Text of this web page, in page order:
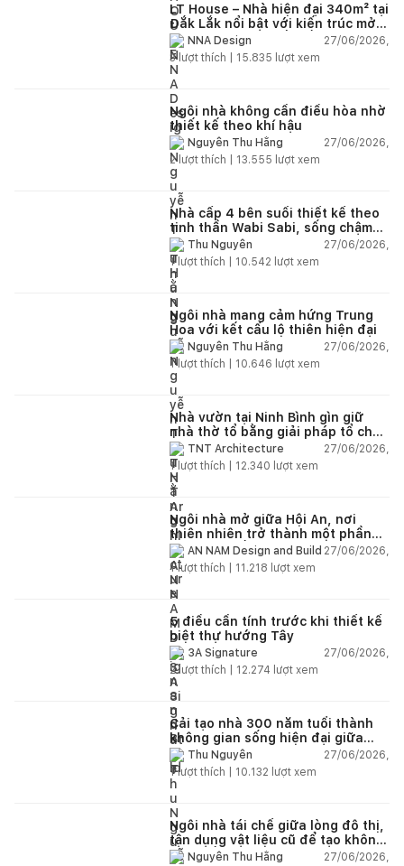
LT House – Nhà hiện đại 340m² tại
Đắk Lắk nổi bật với kiến trúc mở
và hệ sân vườn kết nối thiên
nhiên
NNA Design
27/06/2026,
3lượt thích | 15.835 lượt xem
Ngôi nhà không cần điều hòa nhờ
thiết kế theo khí hậu
Nguyễn Thu Hằng
27/06/2026,
2lượt thích | 13.555 lượt xem
Nhà cấp 4 bên suối thiết kế theo
tinh thần Wabi Sabi, sống chậm
giữa thiên nhiên
Thu Nguyễn
27/06/2026,
1lượt thích | 10.542 lượt xem
Ngôi nhà mang cảm hứng Trung
Hoa với kết cấu lộ thiên hiện đại
Nguyễn Thu Hằng
27/06/2026,
1lượt thích | 10.646 lượt xem
Nhà vườn tại Ninh Bình gìn giữ
nhà thờ tổ bằng giải pháp tổ chức
lại không gian
TNT Architecture
27/06/2026,
1lượt thích | 12.340 lượt xem
Ngôi nhà mở giữa Hội An, nơi
thiên nhiên trở thành một phần
của cuộc sống
AN NAM Design and Build 27/06/2026,
1lượt thích | 11.218 lượt xem
5 điều cần tính trước khi thiết kế
biệt thự hướng Tây
3A Signature
27/06/2026,
2lượt thích | 12.274 lượt xem
Cải tạo nhà 300 năm tuổi thành
không gian sống hiện đại giữa
thiên nhiên
Thu Nguyễn
27/06/2026,
1lượt thích | 10.132 lượt xem
Ngôi nhà tái chế giữa lòng đô thị,
tận dụng vật liệu cũ để tạo không
gian sống linh hoạt
Nguyễn Thu Hằng
27/06/2026,